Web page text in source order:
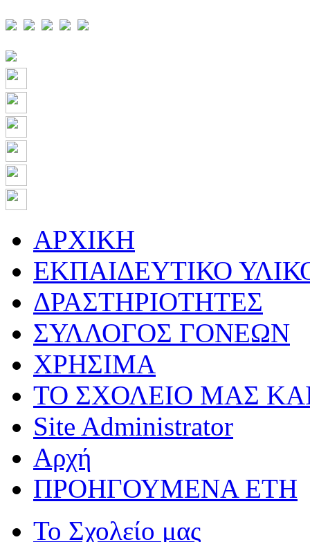
ΑΡΧΙΚΗ
ΕΚΠΑΙΔΕΥΤΙΚΟ
ΔΡΑΣΤΗΡΙΟΤΗΤΕΣ
ΣΥΛΛΟΓΟΣ ΓΟΝΕΩΝ
ΧΡΗΣΙΜΑ
ΤΟ ΣΧΟΛΕΙΟ ΜΑΣ
Site Administrator
Αρχή
ΠΡΟΗΓΟΥΜΕΝΑ ΕΤΗ
Το Σχολείο μας